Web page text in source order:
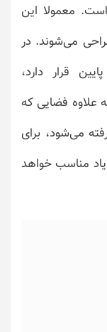
معمولا این
می‌شوند. در
قرار دارد،
علاوه فضایی که
می‌شود، برای
مناسب خواهد